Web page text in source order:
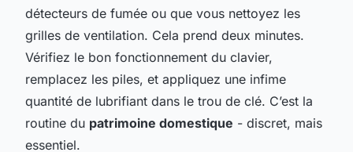
détecteurs de fumée ou que vous nettoyez les
grilles de ventilation. Cela prend deux minutes.
Vérifiez le bon fonctionnement du clavier,
remplacez les piles, et appliquez une infime
quantité de lubrifiant dans le trou de clé. C’est la
routine du patrimoine domestique - discret, mais
essentiel.